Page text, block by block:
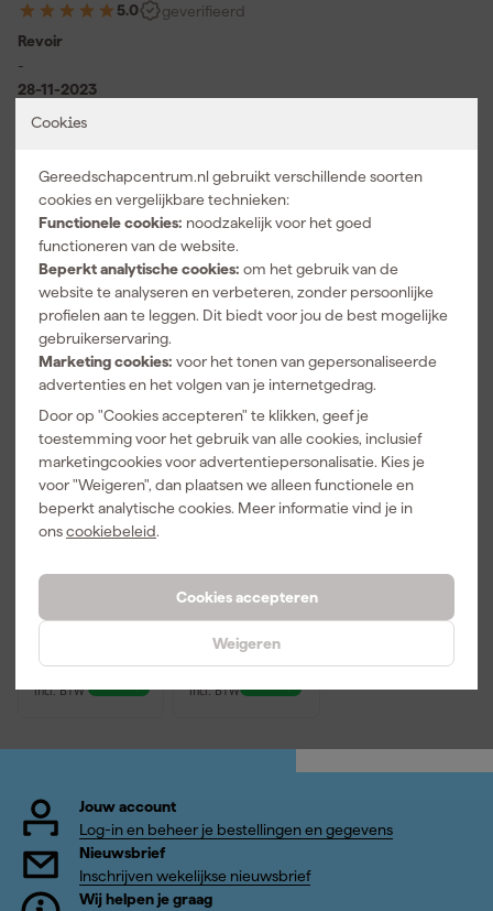
Cookies
Gereedschapcentrum.nl gebruikt verschillende soorten
cookies en vergelijkbare technieken:
Functionele cookies: noodzakelijk voor het goed
functioneren van de website.
Beperkt analytische cookies: om het gebruik van de
website te analyseren en verbeteren, zonder persoonlijke
profielen aan te leggen. Dit biedt voor jou de best mogelijke
gebruikerservaring.
Marketing cookies: voor het tonen van gepersonaliseerde
advertenties en het volgen van je internetgedrag.
Door op "Cookies accepteren" te klikken, geef je
toestemming voor het gebruik van alle cookies, inclusief
marketingcookies voor advertentiepersonalisatie. Kies je
voor "Weigeren", dan plaatsen we alleen functionele en
beperkt analytische cookies. Meer informatie vind je in
onscookiebeleid.
Cookies accepteren
Weigeren
5.0
geverifieerd
Revoir
-
28-11-2023
Over onze reviews
Vaak gekocht met
Metabo DUO
ASC 145
Accu
USB laadpoort
Cooled
Vrijdag bezorgd
Adviesprijs 192,39
144,22
incl. BTW
Metabo ASC
- Air Cooled
Vrijdag bezorgd
Adviesprijs 95,59
67,59
incl. BTW
Jouw account
Log-in en beheer je bestellingen en gegevens
Nieuwsbrief
Inschrijven wekelijkse nieuwsbrief
Wij helpen je graag